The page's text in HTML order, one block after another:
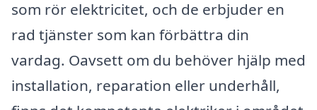
som rör elektricitet, och de erbjuder en
rad tjänster som kan förbättra din
vardag. Oavsett om du behöver hjälp med
installation, reparation eller underhåll,